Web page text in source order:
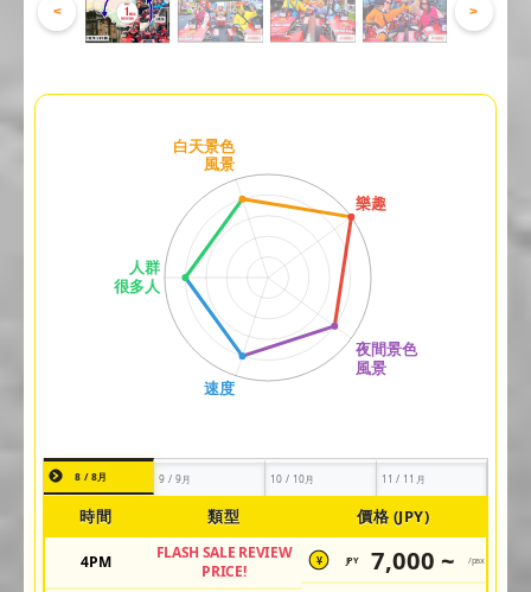
< >
8 / 8月 9 / 9月 10 / 10月 11 / 11月
時間 類型 價格 (JPY)
4PM
FLASH SALE REVIEW
PRICE!
¥ JPY 7,000 ~ /pax